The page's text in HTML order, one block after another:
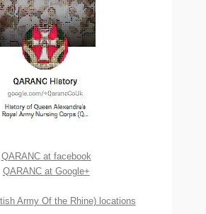
QARANC at facebook
QARANC at Google+
Army Of the Rhine) locations